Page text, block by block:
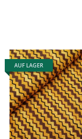
AUF LAGER